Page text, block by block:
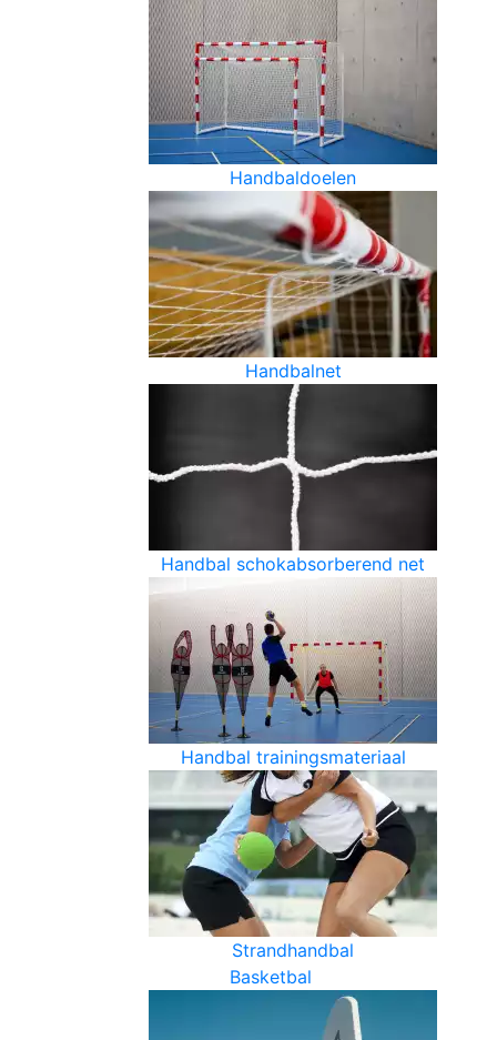
Handbaldoelen
Handbalnet
Handbal schokabsorberend net
Handbal trainingsmateriaal
Strandhandbal
Basketbal